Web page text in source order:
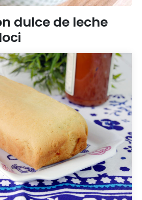
dulce de leche